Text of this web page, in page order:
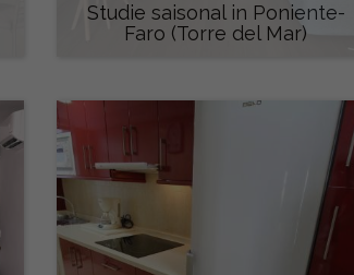
Studie saisonal in Poniente-
Faro (Torre del Mar)